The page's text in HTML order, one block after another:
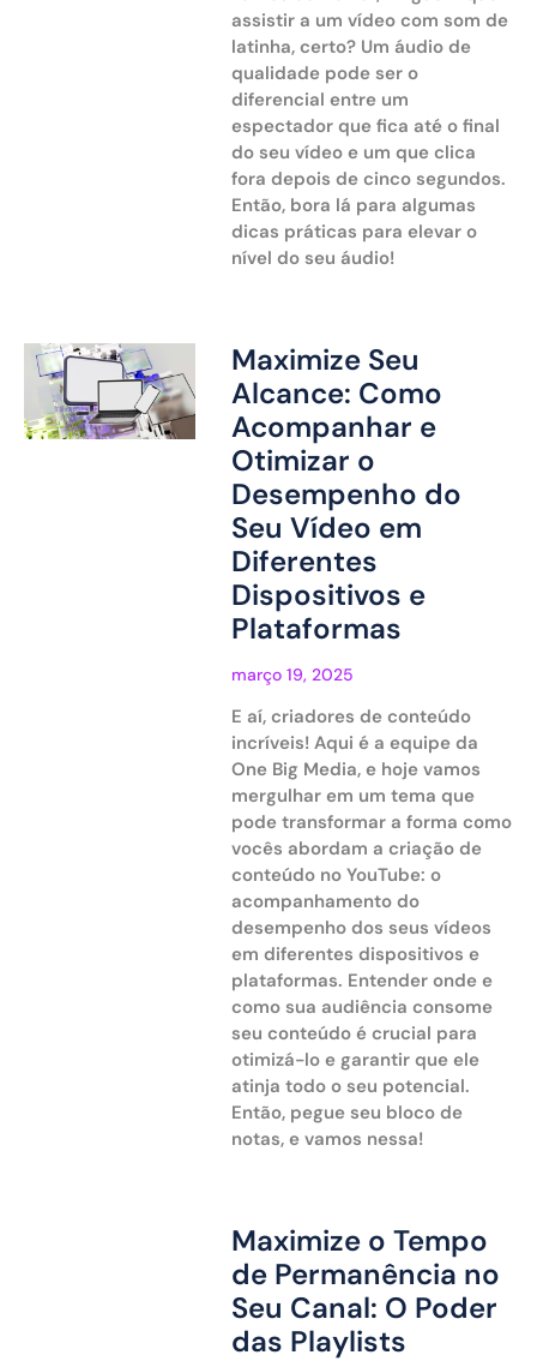
assistir a um vídeo com som de
latinha, certo? Um áudio de
qualidade pode ser o
diferencial entre um
espectador que fica até o final
do seu vídeo e um que clica
fora depois de cinco segundos.
Então, bora lá para algumas
dicas práticas para elevar o
nível do seu áudio!
Maximize Seu
Alcance: Como
Acompanhar e
Otimizar o
Desempenho do
Seu Vídeo em
Diferentes
Dispositivos e
Plataformas
março 19, 2025
E aí, criadores de conteúdo
incríveis! Aqui é a equipe da
One Big Media, e hoje vamos
mergulhar em um tema que
pode transformar a forma como
vocês abordam a criação de
conteúdo no YouTube: o
acompanhamento do
desempenho dos seus vídeos
em diferentes dispositivos e
plataformas. Entender onde e
como sua audiência consome
seu conteúdo é crucial para
otimizá-lo e garantir que ele
atinja todo o seu potencial.
Então, pegue seu bloco de
notas, e vamos nessa!
Maximize o Tempo
de Permanência no
Seu Canal: O Poder
das Playlists